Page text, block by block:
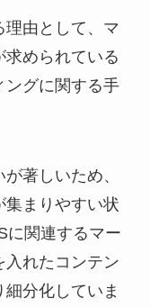
理由として、マ
められている
ングに関する手
著しいため、
集まりやすい状
に関連するマー
入れたコンテン
分化していま